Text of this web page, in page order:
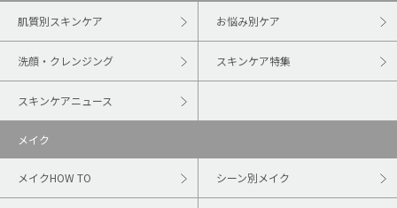
肌質別スキンケア お悩み別ケア
洗顔・クレンジング スキンケア特集
スキンケアニュース
メイク
メイクHOW TO シーン別メイク